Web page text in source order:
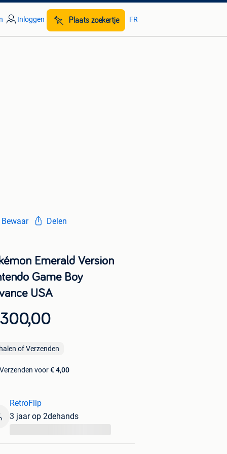
Inloggen Plaats zoekertje FR
Bewaar Delen
Emerald Version
Game Boy
USA
of Verzenden
Verzenden voor€ 4,00
RetroFlip
3 jaar op 2dehands